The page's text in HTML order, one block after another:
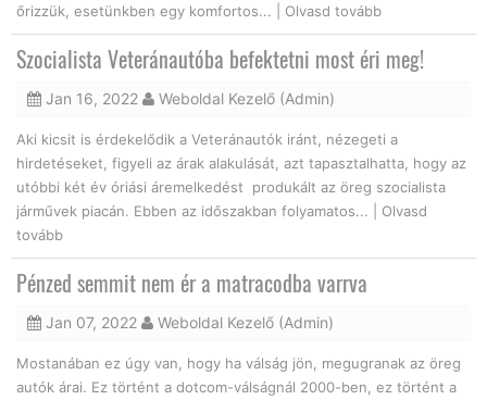
őrizzük, esetünkben egy komfortos... | Olvasd tovább
Szocialista Veteránautóba befektetni most éri meg!
Jan 16, 2022 Weboldal Kezelő (Admin)
Aki kicsit is érdekelődik a Veteránautók iránt, nézegeti a
hirdetéseket, figyeli az árak alakulását, azt tapasztalhatta, hogy az
utóbbi két év óriási áremelkedést produkált az öreg szocialista
járművek piacán. Ebben az időszakban folyamatos... | Olvasd
tovább
Pénzed semmit nem ér a matracodba varrva
Jan 07, 2022 Weboldal Kezelő (Admin)
Mostanában ez úgy van, hogy ha válság jön, megugranak az öreg
autók árai. Ez történt a dotcom-válságnál 2000-ben, ez történt a